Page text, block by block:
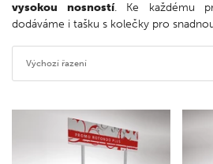
vysokou nosností. Ke každému
dodáváme i tašku s kolečky pro
Výchozí řazení